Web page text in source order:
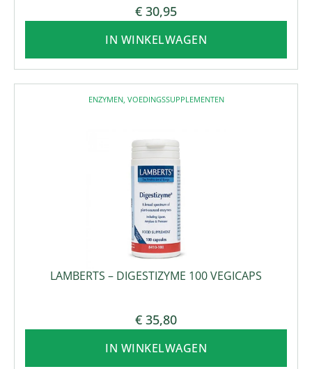
€ 30,95
IN WINKELWAGEN
ENZYMEN, VOEDINGSSUPPLEMENTEN
LAMBERTS – DIGESTIZYME 100 VEGICAPS
€ 35,80
IN WINKELWAGEN